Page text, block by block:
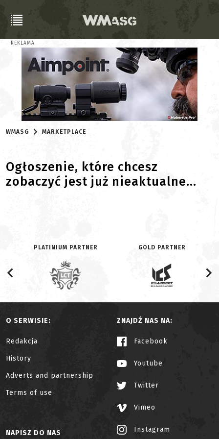
REKLAMA
WMASG MARKETPLACE
Ogłoszenie, które chcesz
zobaczyć jest już nieaktualne...
PLATINIUM PARTNER GOLD PARTNER
O SERWISIE:
Redakcja
History
Adverts and partnership
Terms of use
ZNAJDŹ NAS NA:
Facebook
Youtube
Twitter
Vimeo
Instagram
NAPISZ DO NAS